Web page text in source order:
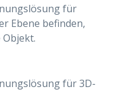
für
Ebene befinden,
für 3D-